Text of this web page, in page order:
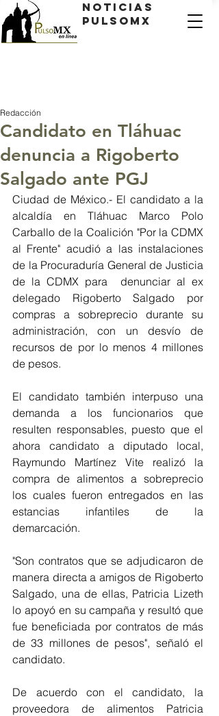
Noticias
PulsoMX
Candidato en Tláhuac
denuncia a Rigoberto
Salgado ante PGJ
Redacción
Ciudad de México.- El candidato a la
alcaldía en Tláhuac Marco Polo
Carballo de la Coalición "Por la CDMX
al Frente" acudió a las instalaciones
de la Procuraduría General de Justicia
de la CDMX para  denunciar al ex
delegado Rigoberto Salgado por
compras a sobreprecio durante su
administración, con un desvío de
recursos de por lo menos 4 millones
de pesos.
El candidato también interpuso una
demanda a los funcionarios que
resulten responsables, puesto que el
ahora candidato a diputado local,
Raymundo Martínez Vite realizó la
compra de alimentos a sobreprecio
los cuales fueron entregados en las
estancias infantiles de la
demarcación.
"Son contratos que se adjudicaron de
manera directa a amigos de Rigoberto
Salgado, una de ellas, Patricia Lizeth
lo apoyó en su campaña y resultó que
fue beneficiada por contratos de más
de 33 millones de pesos", señaló el
candidato.
De acuerdo con el candidato, la
proveedora de alimentos Patricia